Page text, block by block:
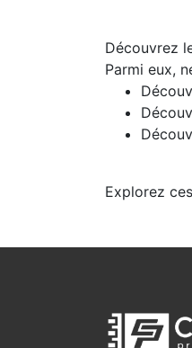
Découvrez
Parmi eux,
Explorez